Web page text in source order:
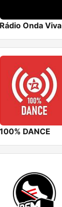
Rádio Onda Viva
100% DANCE